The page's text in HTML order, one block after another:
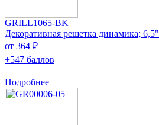
GRILL1065-BK
Декоративная решетка динамика; 6,5"
от 364 ₽
+547 баллов
Подробнее